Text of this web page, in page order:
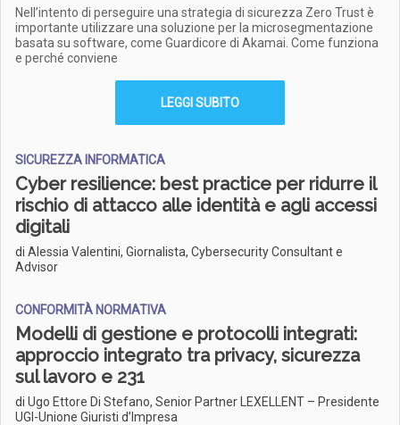
Nell’intento di perseguire una strategia di sicurezza Zero Trust è
importante utilizzare una soluzione per la microsegmentazione
basata su software, come Guardicore di Akamai. Come funziona
e perché conviene
LEGGI SUBITO
SICUREZZA INFORMATICA
Cyber resilience: best practice per ridurre il
rischio di attacco alle identità e agli accessi
digitali
di Alessia Valentini, Giornalista, Cybersecurity Consultant e
Advisor
CONFORMITÀ NORMATIVA
Modelli di gestione e protocolli integrati:
approccio integrato tra privacy, sicurezza
sul lavoro e 231
di Ugo Ettore Di Stefano, Senior Partner LEXELLENT – Presidente
UGI-Unione Giuristi d’Impresa